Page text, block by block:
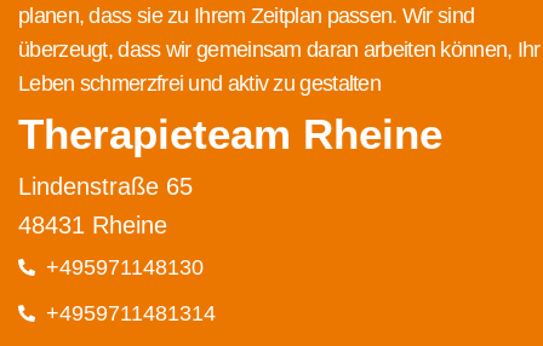
planen, dass sie zu Ihrem Zeitplan passen. Wir sind
überzeugt, dass wir gemeinsam daran arbeiten können, Ihr
Leben schmerzfrei und aktiv zu gestalten
Therapieteam Rheine
Lindenstraße 65
48431 Rheine
+495971148130
+4959711481314